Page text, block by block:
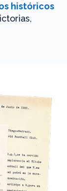
históricos